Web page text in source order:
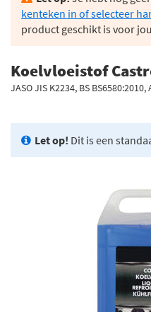
kenteken in of selecteer
product geschikt is voor
Koelvloeistof
JASO JIS K2234, BS
Let op! Dit is een